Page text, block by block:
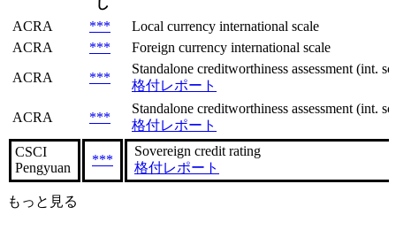
し
ACRA ***
Local currency international scale
ACRA
***
Foreign currency international scale
ACRA
***
Standalone creditworthiness assessment (int.
格付レポート
ACRA ***
Standalone creditworthiness assessment (int.
格付レポート
CSCI
Pengyuan
***
Sovereign сredit rating
格付レポート
もっと見る